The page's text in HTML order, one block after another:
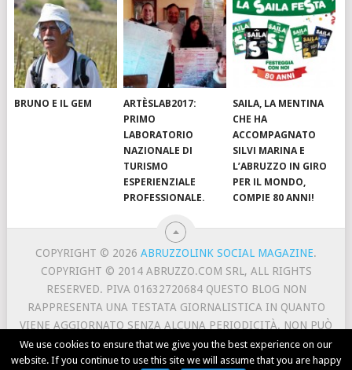
BRUNO E IL GEM
ARTÈSLAB2017:
PRIMO
LABORATORIO
NAZIONALE DI
TURISMO
ESPERIENZIALE
PROFESSIONALE.
SAILA, LA MENTINA
CHE HA
ACCOMPAGNATO
SILVI MARINA E
L’ABRUZZO IN GIRO
PER IL MONDO,
COMPIE 80 ANNI!
COPYRIGHT © 2026ABRUZZOLINK SOCIAL MAGAZINE.
COPYRIGHT © 2014 ABRUZZO.COM SRL, ALL RIGHTS
RESERVED. PIVA 01632720684 QUESTO BLOG NON
RAPPRESENTA UNA TESTATA GIORNALISTICA IN QUANTO
VIENE AGGIORNATO SENZA ALCUNA PERIODICITÀ. NON PUÒ
PERTANTO CONSIDERARSI UN PRODOTTO EDITORIALE AI
SENSI DELLA LEGGE N. 62 DEL 7/3/2001.
We use cookies to ensure that we give you the best experience on our
website. If you continue to use this site we will assume that you are happy